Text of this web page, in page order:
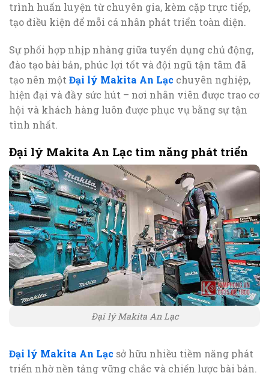
trình huấn luyện từ chuyên gia, kèm cặp trực tiếp,
tạo điều kiện để mỗi cá nhân phát triển toàn diện.
Sự phối hợp nhịp nhàng giữa tuyển dụng chủ động,
đào tạo bài bản, phúc lợi tốt và đội ngũ tận tâm đã
tạo nên một Đại lý Makita An Lạc chuyên nghiệp,
hiện đại và đầy sức hút – nơi nhân viên được trao cơ
hội và khách hàng luôn được phục vụ bằng sự tận
tình nhất.
Đại lý Makita An Lạc tìm năng phát triển
Đại lý Makita An Lạc
Đại lý Makita An Lạc sở hữu nhiều tiềm năng phát
triển nhờ nền tảng vững chắc và chiến lược bài bản.